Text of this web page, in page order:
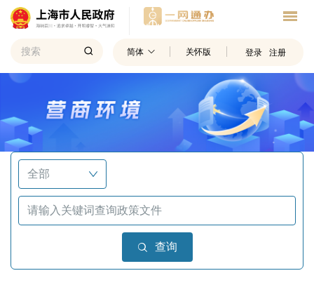
简体 关怀版 登录 注册
查询